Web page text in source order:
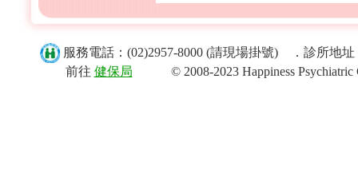
服務電話：(02)2957-8000 (請現場掛號) ．診所地
前往 健保局 © 2008-2023 Happiness Psychiatric